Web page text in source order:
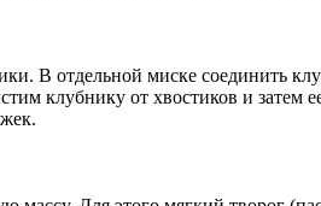
В отдельной миске соединить
клубнику от хвостиков и